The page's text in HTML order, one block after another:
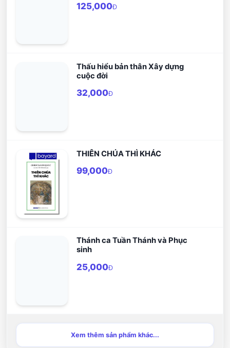
125,000Đ
Thấu hiểu bản thân Xây dựng
cuộc đời
32,000Đ
THIÊN CHÚA THÌ KHÁC
99,000Đ
Thánh ca Tuần Thánh và Phục
sinh
25,000Đ
Xem thêm sản phẩm khác...